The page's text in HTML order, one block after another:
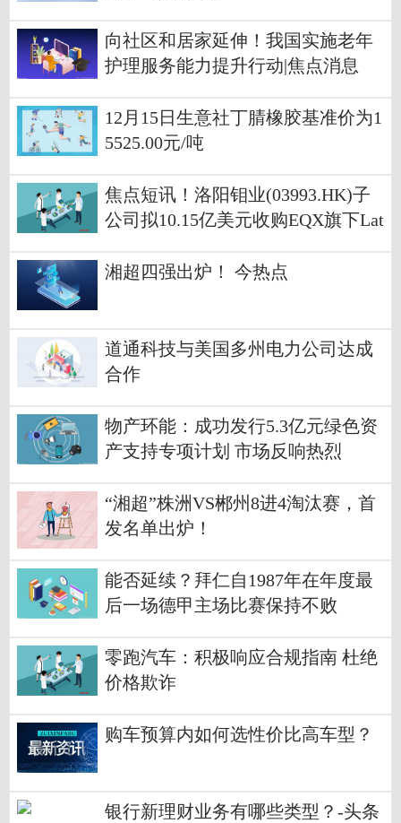
向社区和居家延伸！我国实施老年
护理服务能力提升行动|焦点消息
12月15日生意社丁腈橡胶基准价为1
5525.00元/吨
焦点短讯！洛阳钼业(03993.HK)子
公司拟10.15亿美元收购EQX旗下Lat
三座金矿权益
湘超四强出炉！ 今热点
道通科技与美国多州电力公司达成
合作
物产环能：成功发行5.3亿元绿色资
产支持专项计划 市场反响热烈
“湘超”株洲VS郴州8进4淘汰赛，首
发名单出炉！
能否延续？拜仁自1987年在年度最
后一场德甲主场比赛保持不败
零跑汽车：积极响应合规指南 杜绝
价格欺诈
购车预算内如何选性价比高车型？
银行新理财业务有哪些类型？-头条